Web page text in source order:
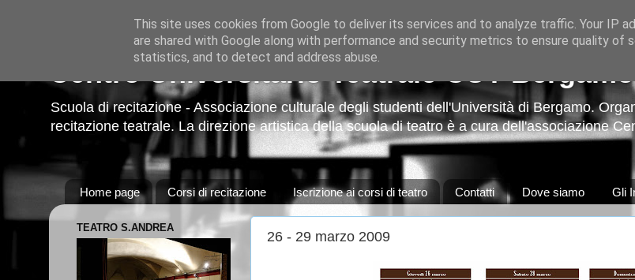
Centro Universitario Teatrale CUT
Scuola di recitazione - Associazione culturale degli studenti dell'Università di Bergamo.
recitazione teatrale. La direzione artistica della scuola di teatro è a cura dell'associazione
Home page Corsi di recitazione Iscrizione ai corsi di teatro Contatti Dove siamo Gli
26 - 29 marzo 2009
TEATRO S.ANDREA
This site uses cookies from Google to deliver its services and to analyze traffic. Your IP
are shared with Google along with performance and security metrics to ensure quality of
statistics, and to detect and address abuse.